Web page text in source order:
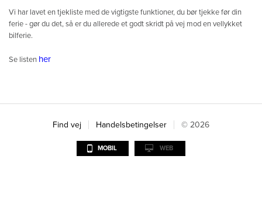
Vi har lavet en tjekliste med de vigtigste funktioner, du bør tjekke før din
ferie - gør du det, så er du allerede et godt skridt på vej mod en vellykket
bilferie.
Se listen her
Find vej Handelsbetingelser © 2026
MOBIL WEB